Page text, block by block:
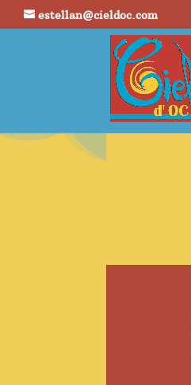
estellan@cieldoc.com